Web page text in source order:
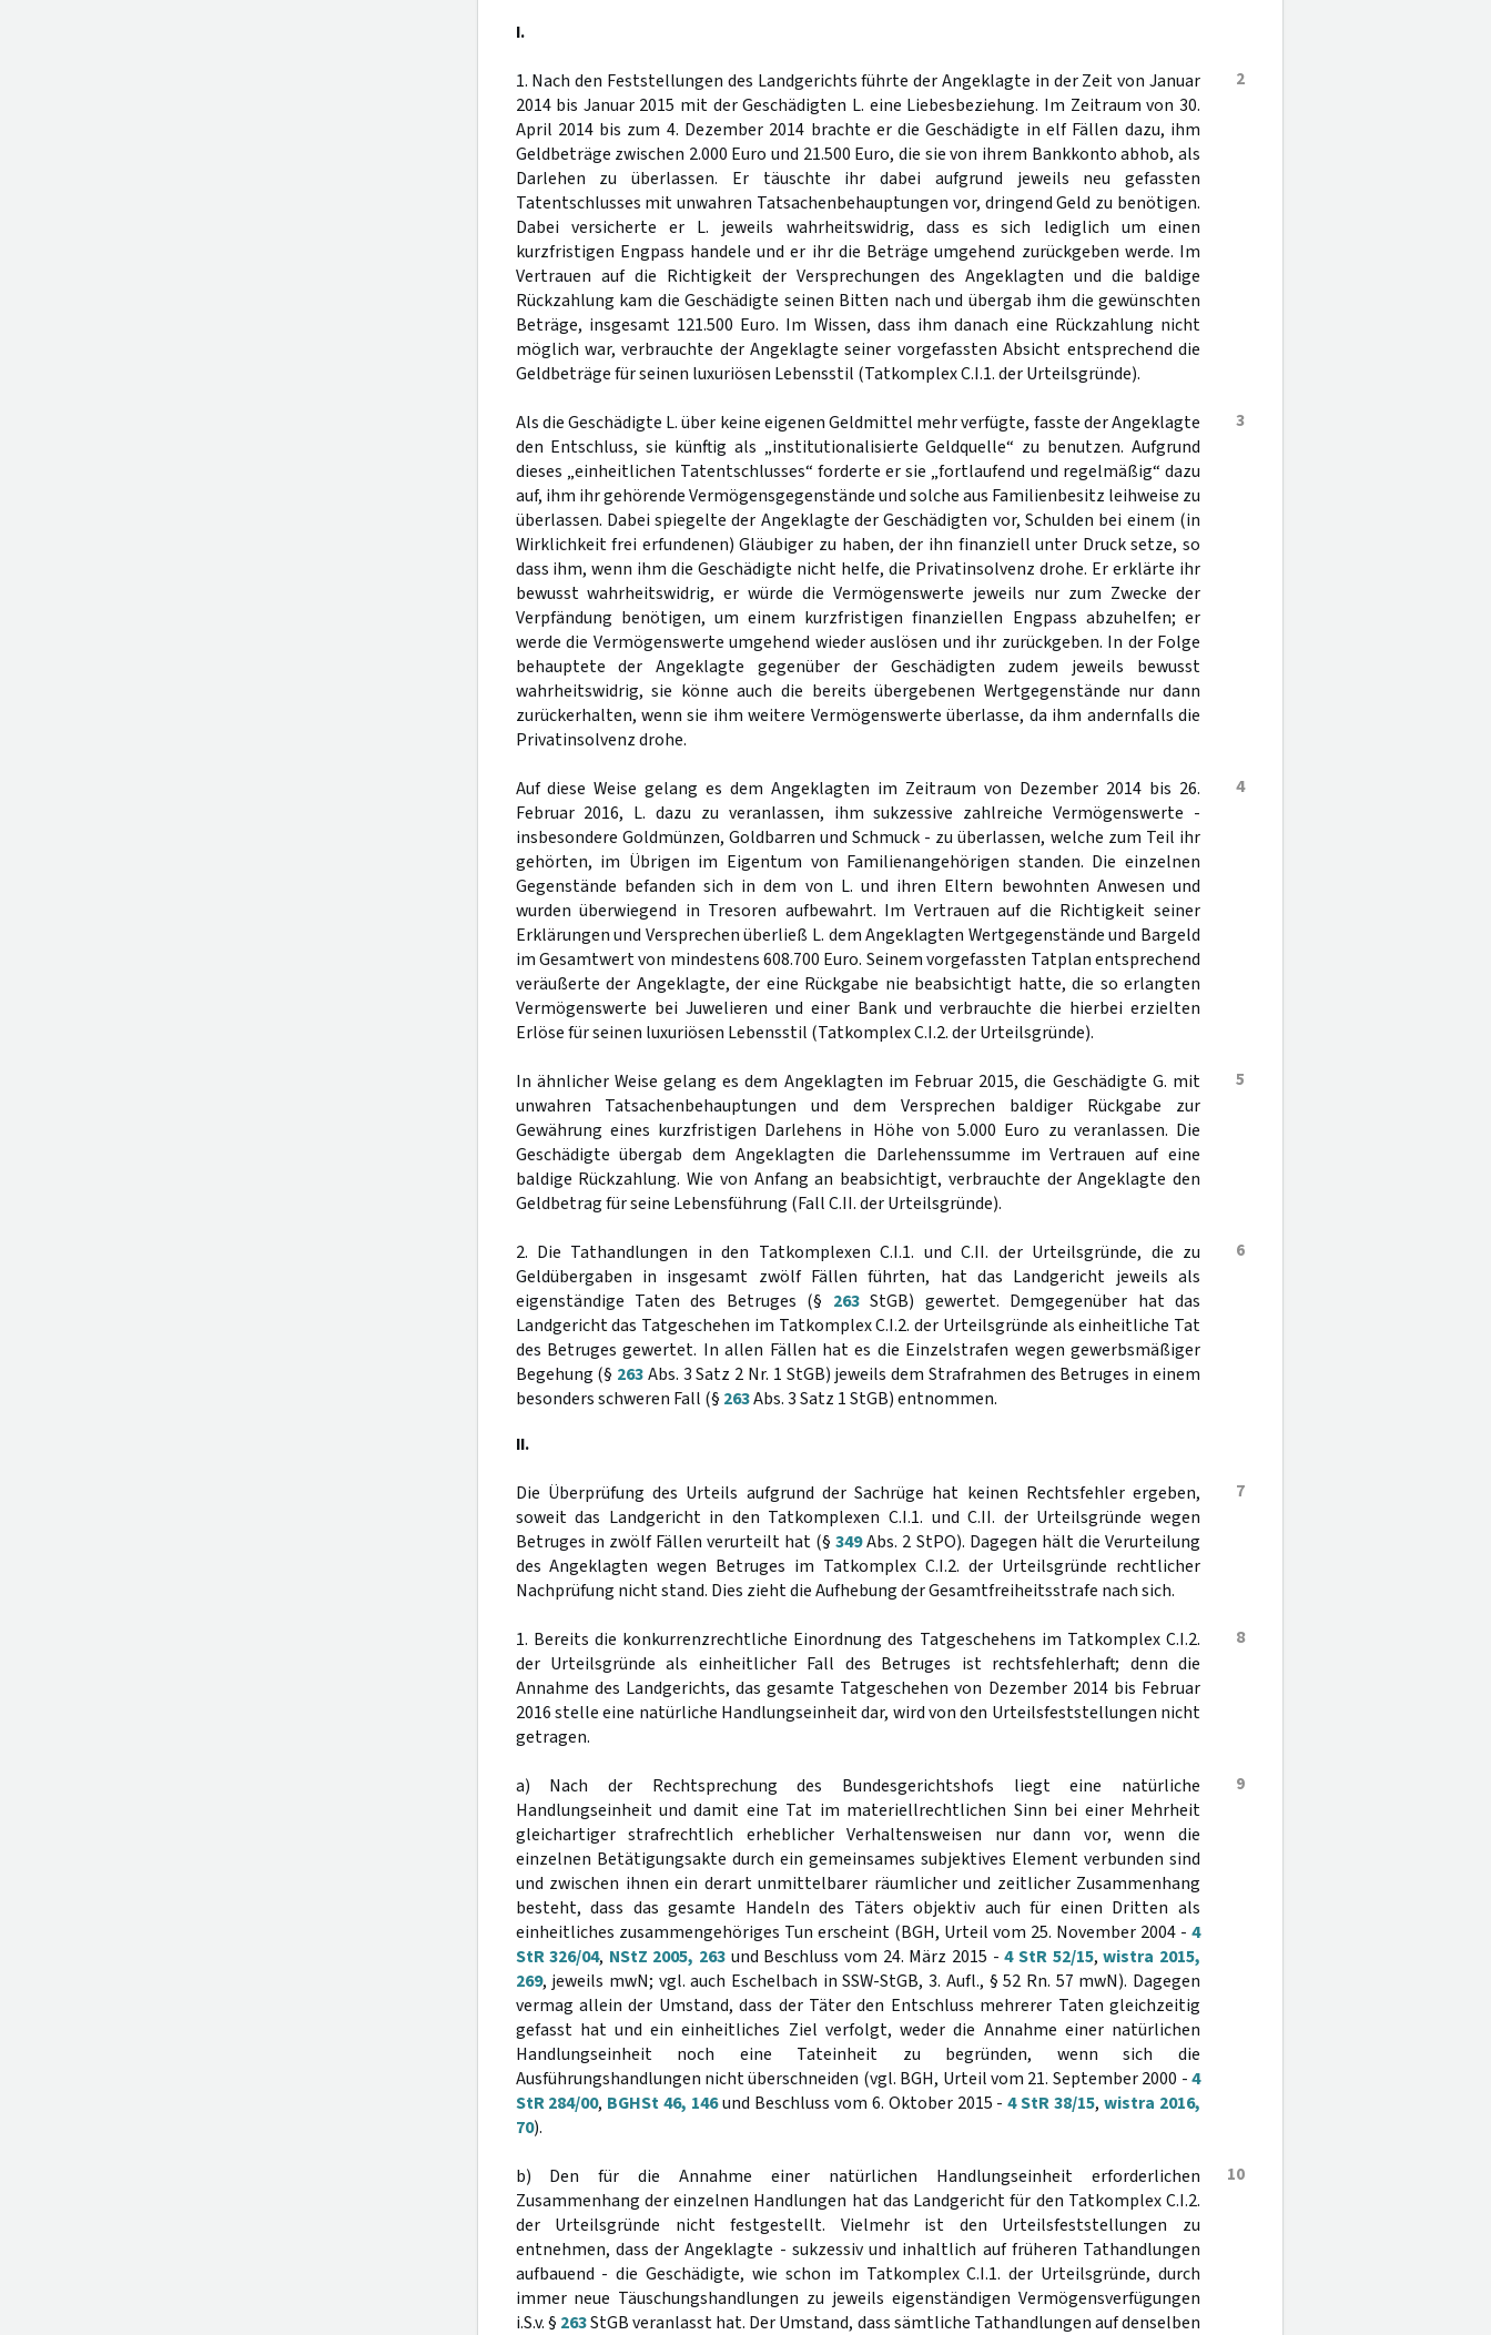
I.
2
1. Nach den Feststellungen des Landgerichts führte der Angeklagte in der Zeit von Januar
2014 bis Januar 2015 mit der Geschädigten L. eine Liebesbeziehung. Im Zeitraum von 30.
April 2014 bis zum 4. Dezember 2014 brachte er die Geschädigte in elf Fällen dazu, ihm
Geldbeträge zwischen 2.000 Euro und 21.500 Euro, die sie von ihrem Bankkonto abhob, als
Darlehen zu überlassen. Er täuschte ihr dabei aufgrund jeweils neu gefassten
Tatentschlusses mit unwahren Tatsachenbehauptungen vor, dringend Geld zu benötigen.
Dabei versicherte er L. jeweils wahrheitswidrig, dass es sich lediglich um einen
kurzfristigen Engpass handele und er ihr die Beträge umgehend zurückgeben werde. Im
Vertrauen auf die Richtigkeit der Versprechungen des Angeklagten und die baldige
Rückzahlung kam die Geschädigte seinen Bitten nach und übergab ihm die gewünschten
Beträge, insgesamt 121.500 Euro. Im Wissen, dass ihm danach eine Rückzahlung nicht
möglich war, verbrauchte der Angeklagte seiner vorgefassten Absicht entsprechend die
Geldbeträge für seinen luxuriösen Lebensstil (Tatkomplex C.I.1. der Urteilsgründe).
3
Als die Geschädigte L. über keine eigenen Geldmittel mehr verfügte, fasste der Angeklagte
den Entschluss, sie künftig als „institutionalisierte Geldquelle“ zu benutzen. Aufgrund
dieses „einheitlichen Tatentschlusses“ forderte er sie „fortlaufend und regelmäßig“ dazu
auf, ihm ihr gehörende Vermögensgegenstände und solche aus Familienbesitz leihweise zu
überlassen. Dabei spiegelte der Angeklagte der Geschädigten vor, Schulden bei einem (in
Wirklichkeit frei erfundenen) Gläubiger zu haben, der ihn finanziell unter Druck setze, so
dass ihm, wenn ihm die Geschädigte nicht helfe, die Privatinsolvenz drohe. Er erklärte ihr
bewusst wahrheitswidrig, er würde die Vermögenswerte jeweils nur zum Zwecke der
Verpfändung benötigen, um einem kurzfristigen finanziellen Engpass abzuhelfen; er
werde die Vermögenswerte umgehend wieder auslösen und ihr zurückgeben. In der Folge
behauptete der Angeklagte gegenüber der Geschädigten zudem jeweils bewusst
wahrheitswidrig, sie könne auch die bereits übergebenen Wertgegenstände nur dann
zurückerhalten, wenn sie ihm weitere Vermögenswerte überlasse, da ihm andernfalls die
Privatinsolvenz drohe.
4
Auf diese Weise gelang es dem Angeklagten im Zeitraum von Dezember 2014 bis 26.
Februar 2016, L. dazu zu veranlassen, ihm sukzessive zahlreiche Vermögenswerte -
insbesondere Goldmünzen, Goldbarren und Schmuck - zu überlassen, welche zum Teil ihr
gehörten, im Übrigen im Eigentum von Familienangehörigen standen. Die einzelnen
Gegenstände befanden sich in dem von L. und ihren Eltern bewohnten Anwesen und
wurden überwiegend in Tresoren aufbewahrt. Im Vertrauen auf die Richtigkeit seiner
Erklärungen und Versprechen überließ L. dem Angeklagten Wertgegenstände und Bargeld
im Gesamtwert von mindestens 608.700 Euro. Seinem vorgefassten Tatplan entsprechend
veräußerte der Angeklagte, der eine Rückgabe nie beabsichtigt hatte, die so erlangten
Vermögenswerte bei Juwelieren und einer Bank und verbrauchte die hierbei erzielten
Erlöse für seinen luxuriösen Lebensstil (Tatkomplex C.I.2. der Urteilsgründe).
5
In ähnlicher Weise gelang es dem Angeklagten im Februar 2015, die Geschädigte G. mit
unwahren Tatsachenbehauptungen und dem Versprechen baldiger Rückgabe zur
Gewährung eines kurzfristigen Darlehens in Höhe von 5.000 Euro zu veranlassen. Die
Geschädigte übergab dem Angeklagten die Darlehenssumme im Vertrauen auf eine
baldige Rückzahlung. Wie von Anfang an beabsichtigt, verbrauchte der Angeklagte den
Geldbetrag für seine Lebensführung (Fall C.II. der Urteilsgründe).
6
2. Die Tathandlungen in den Tatkomplexen C.I.1. und C.II. der Urteilsgründe, die zu
Geldübergaben in insgesamt zwölf Fällen führten, hat das Landgericht jeweils als
eigenständige Taten des Betruges (§ 263StGB) gewertet. Demgegenüber hat das
Landgericht das Tatgeschehen im Tatkomplex C.I.2. der Urteilsgründe als einheitliche Tat
des Betruges gewertet. In allen Fällen hat es die Einzelstrafen wegen gewerbsmäßiger
Begehung (§ 263Abs. 3 Satz 2 Nr. 1 StGB) jeweils dem Strafrahmen des Betruges in einem
besonders schweren Fall (§ 263Abs. 3 Satz 1 StGB) entnommen.
II.
7
Die Überprüfung des Urteils aufgrund der Sachrüge hat keinen Rechtsfehler ergeben,
soweit das Landgericht in den Tatkomplexen C.I.1. und C.II. der Urteilsgründe wegen
Betruges in zwölf Fällen verurteilt hat (§349Abs. 2 StPO). Dagegen hält die Verurteilung
des Angeklagten wegen Betruges im Tatkomplex C.I.2. der Urteilsgründe rechtlicher
Nachprüfung nicht stand. Dies zieht die Aufhebung der Gesamtfreiheitsstrafe nach sich.
8
1. Bereits die konkurrenzrechtliche Einordnung des Tatgeschehens im Tatkomplex C.I.2.
der Urteilsgründe als einheitlicher Fall des Betruges ist rechtsfehlerhaft; denn die
Annahme des Landgerichts, das gesamte Tatgeschehen von Dezember 2014 bis Februar
2016 stelle eine natürliche Handlungseinheit dar, wird von den Urteilsfeststellungen nicht
getragen.
9
a) Nach der Rechtsprechung des Bundesgerichtshofs liegt eine natürliche
Handlungseinheit und damit eine Tat im materiellrechtlichen Sinn bei einer Mehrheit
gleichartiger strafrechtlich erheblicher Verhaltensweisen nur dann vor, wenn die
einzelnen Betätigungsakte durch ein gemeinsames subjektives Element verbunden sind
und zwischen ihnen ein derart unmittelbarer räumlicher und zeitlicher Zusammenhang
besteht, dass das gesamte Handeln des Täters objektiv auch für einen Dritten als
einheitliches zusammengehöriges Tun erscheint (BGH, Urteil vom 25. November 2004 - 4
StR 326/04, NStZ 2005, 263 und Beschluss vom 24. März 2015 -4 StR 52/15,wistra 2015,
269, jeweils mwN; vgl. auch Eschelbach in SSW-StGB, 3. Aufl., § 52 Rn. 57 mwN). Dagegen
vermag allein der Umstand, dass der Täter den Entschluss mehrerer Taten gleichzeitig
gefasst hat und ein einheitliches Ziel verfolgt, weder die Annahme einer natürlichen
Handlungseinheit noch eine Tateinheit zu begründen, wenn sich die
Ausführungshandlungen nicht überschneiden (vgl. BGH, Urteil vom 21. September 2000 -4
StR 284/00, BGHSt 46, 146und Beschluss vom 6. Oktober 2015 -4 StR 38/15,wistra 2016,
70).
10
b) Den für die Annahme einer natürlichen Handlungseinheit erforderlichen
Zusammenhang der einzelnen Handlungen hat das Landgericht für den Tatkomplex C.I.2.
der Urteilsgründe nicht festgestellt. Vielmehr ist den Urteilsfeststellungen zu
entnehmen, dass der Angeklagte - sukzessiv und inhaltlich auf früheren Tathandlungen
aufbauend - die Geschädigte, wie schon im Tatkomplex C.I.1. der Urteilsgründe, durch
immer neue Täuschungshandlungen zu jeweils eigenständigen Vermögensverfügungen
i.S.v. § 263StGB veranlasst hat. Der Umstand, dass sämtliche Tathandlungen auf denselben